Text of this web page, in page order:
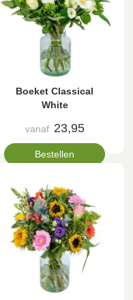
Boeket Classical
White
vanaf 23,95
Bestellen